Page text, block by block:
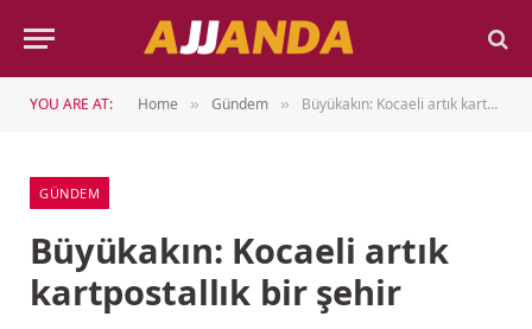
YOU ARE AT: Home » Gündem » Büyükakın: Kocaeli artık kartpostallık bir şehir
GÜNDEM
Büyükakın: Kocaeli artık
kartpostallık bir şehir